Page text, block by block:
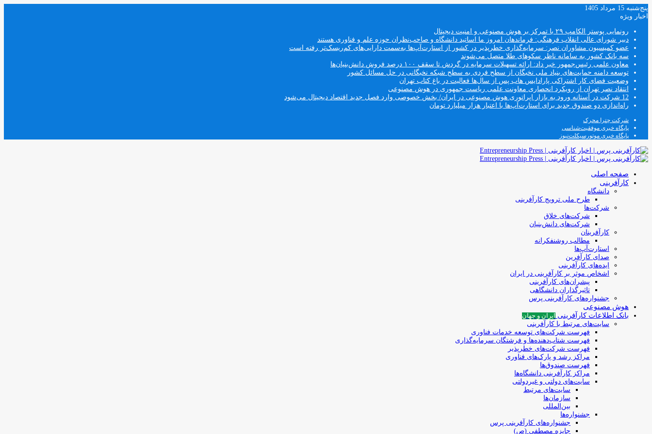
پنج‌شنبه 15 مرداد 1405
اخبار ویژه
رونمایی پوستر الکامپ ۲۹ با تمرکز بر هوش مصنوعی و امنیت دیجیتال
دبیر شورای عالی انقلاب فرهنگی: فرماندهان امروز ما اساتید دانشگاه و صاحب‌نظران حوزه علم و فناوری هستند
عضو کمیسیون مشاوران نصر: سرمایه‌گذاری خطرپذیر در کشور از استارت‌آپ‌ها به‌سمت دارایی‌های کم‌ریسک‌تر رفته است
سه بانک کشور به سامانه ناظر سکوهای طلا متصل می‌شوند
معاون علمی رئیس‌جمهور خبر داد: ارائه تسهیلات سرمایه در گردش تا سقف ۱۰۰ درصد فروش دانش‌بنیان‌ها
توسعه دامنه حمایت‌های بنیاد ملی نخبگان از سطح فردی به سطح شبکه نخبگانی در حل مسائل کشور
وضعیت فضای کار اشتراکی پارادایس هاب پس از سال‌ها فعالیت در باغ کتاب تهران
انتقاد نصر تهران از رویکرد انحصاری معاونت علمی ریاست جمهوری در هوش مصنوعی
12 شرکت در آستانه ورود به بازار اپراتوری هوش مصنوعی در ایران/ بخش خصوصی وارد فصل جدید اقتصاد دیجیتال می‌شود
راه‌اندازی دو صندوق جدید برای استارت‌آپ‌ها با اعتبار هزار میلیارد تومان
شرکت چترا محرک
پایگاه خبری موفقیت‌شناسی
پایگاه خبری موتورسیکلت‌نیوز
صفحه اصلی
کارآفرینی
دانشگاه
طرح ملی ترویج کارآفرینی
شرکت‌ها
شرکت‌های خلاق
شرکت‌های دانش‌بنیان
کارآفرینان
مطالب روشنفکرانه
استارت‌آپ‌ها
صدای کارآفرین
ایده‌های کارآفرینی
اشخاص موثر بر کارآفرینی در ایران
پیشران‌های کارآفرینی
تاثیرگذاران دانشگاهی
جشنواره‌های کارآفرینی‌ پرس
هوش مصنوعی
بانک اطلاعات کارآفرینی
ایران و جهان
سایت‌های مرتبط با کارآفرینی
فهرست شرکت‌های‌‌ توسعه‌ خدمات فناوری
فهرست شتاب‌دهنده‌ها‌ و فرشتگان‌ سرمایه‌گذاری
فهرست شرکت‌های خطرپذیر
مراکز رشد و پارک‌های فناوری
فهرست صندوق‌ها
مراکز کارآفرینی دانشگاه‌ها
سایت‌های دولتی و غیردولتی
سایت‌های مرتبط
سازمان‌ها
بین‌المللی
جشنواره‌ها
جشنواره‌های کارآفرینی‌ پرس
جایزه مصطفی (ص)